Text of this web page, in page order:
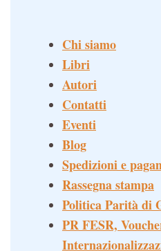
Chi siamo
Libri
Autori
Contatti
Eventi
Blog
Spedizioni e
Rassegna stampa
Politica Parità di
PR FESR,